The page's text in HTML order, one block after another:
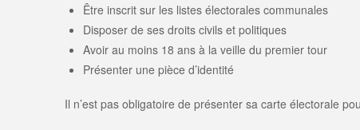
Être inscrit sur les listes électorales communales
Disposer de ses droits civils et politiques
Avoir au moins 18 ans à la veille du premier tour
Présenter une pièce d’identité
Il n’est pas obligatoire de présenter sa carte électorale